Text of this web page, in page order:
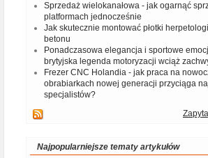
Sprzedaż wielokanałowa - jak ogarnąć
platformach jednocześnie
Jak skutecznie montować płotki
betonu
Ponadczasowa elegancja i sportowe
brytyjska legenda motoryzacji wciąż
Frezer CNC Holandia - jak praca na
obrabiarkach nowej generacji przyciąga
specjalistów?
Najpopularniejsze tematy artykułów